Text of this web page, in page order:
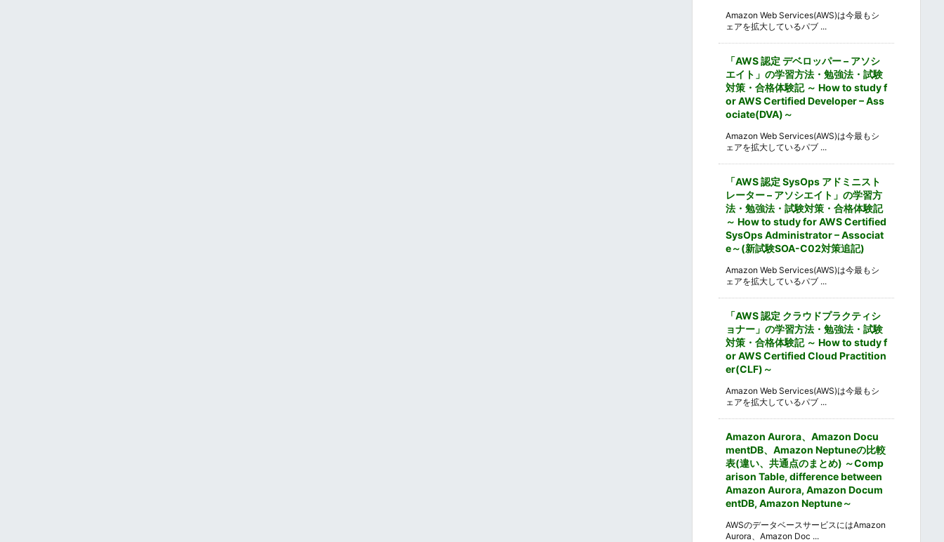
Amazon Web Services(AWS)は今最もシ
ェアを拡大しているパブ ...
「AWS 認定 デベロッパー – アソシ
エイト」の学習方法・勉強法・試験
対策・合格体験記 ～ How to study f
or AWS Certified Developer – Ass
ociate(DVA)～
Amazon Web Services(AWS)は今最もシ
ェアを拡大しているパブ ...
「AWS 認定 SysOps アドミニスト
レーター – アソシエイト」の学習方
法・勉強法・試験対策・合格体験記
～ How to study for AWS Certified
SysOps Administrator – Associat
e～(新試験SOA-C02対策追記)
Amazon Web Services(AWS)は今最もシ
ェアを拡大しているパブ ...
「AWS 認定 クラウドプラクティシ
ョナー」の学習方法・勉強法・試験
対策・合格体験記 ～ How to study f
or AWS Certified Cloud Practition
er(CLF)～
Amazon Web Services(AWS)は今最もシ
ェアを拡大しているパブ ...
Amazon Aurora、Amazon Docu
mentDB、Amazon Neptuneの比較
表(違い、共通点のまとめ) ～Comp
arison Table, difference between
Amazon Aurora, Amazon Docum
entDB, Amazon Neptune～
AWSのデータベースサービスにはAmazon
Aurora、Amazon Doc ...